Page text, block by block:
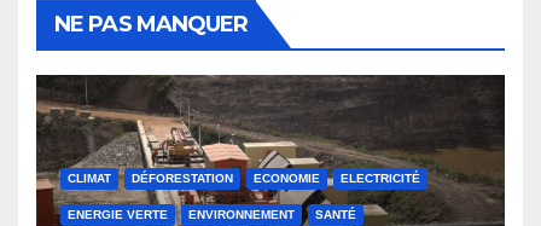
NE PAS MANQUER
CLIMAT DÉFORESTATION ECONOMIE ELECTRICITÉ
ENERGIE VERTE ENVIRONNEMENT SANTÉ